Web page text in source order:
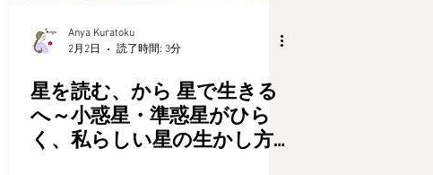
Anya Kuratoku
2月2日
読了時間: 3分
星を読む、から 星で生きる
へ～小惑星・準惑星がひら
く、私らしい星の生かし方